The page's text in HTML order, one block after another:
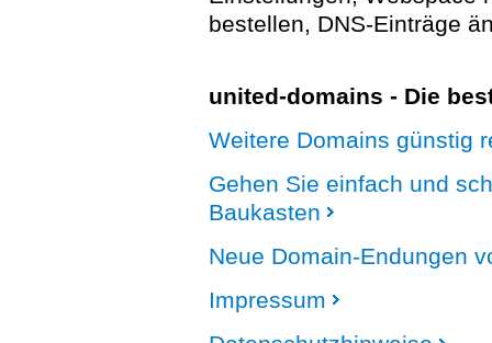
bestellen, DNS-Einträge
united-domains - Die
Weitere Domains günstig
Gehen Sie einfach und
Baukasten
Neue Domain-Endungen
Impressum